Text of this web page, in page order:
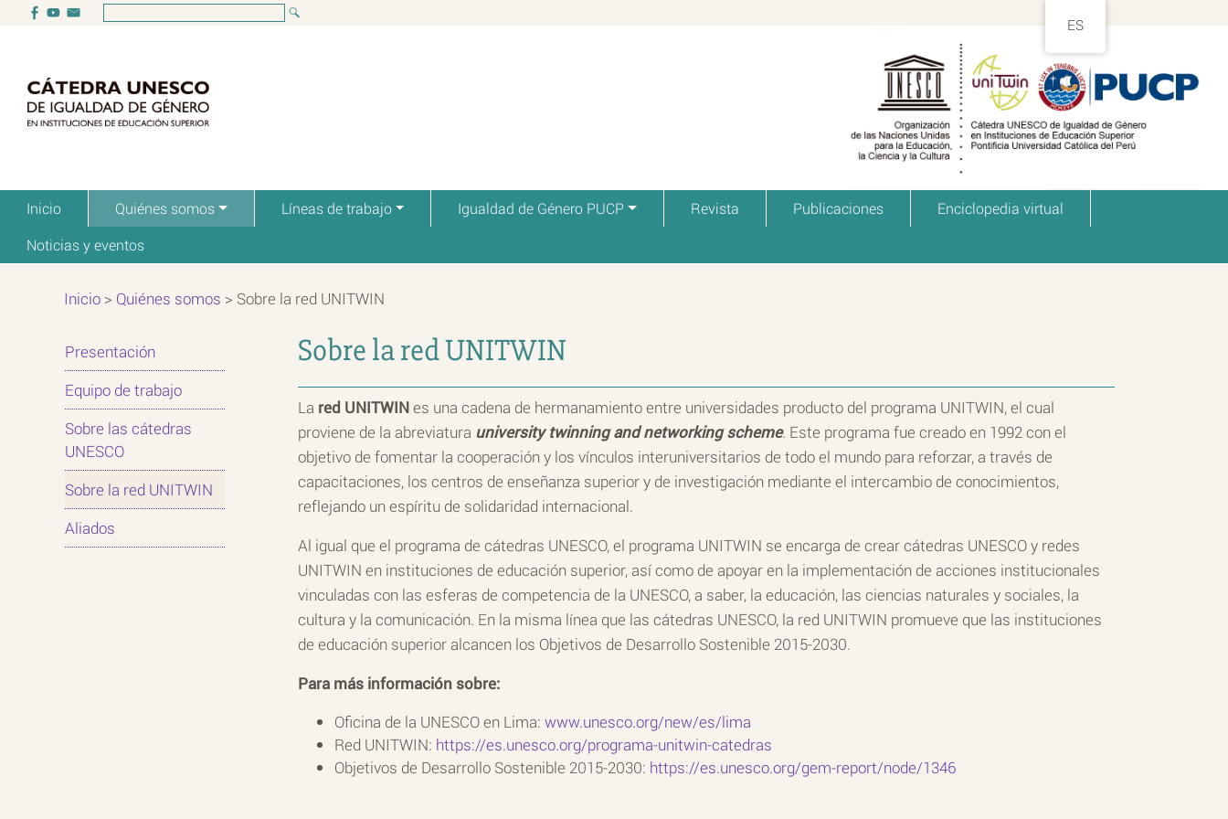
Inicio Quiénes somos Líneas de trabajo Igualdad de Género PUCP Revista Publicaciones
Enciclopedia virtual
Noticias y eventos
Inicio> Quiénes somos > Sobre la red UNITWIN
Presentación
Equipo de trabajo
Sobre las cátedras
UNESCO
Sobre la red UNITWIN
Aliados
Sobre la red UNITWIN
La red UNITWINes una cadena de hermanamiento entre universidades producto del programa UNITWIN, el cual
proviene de la abreviatura university twinning and networking scheme. Este programa fue creado en 1992 con el
objetivo de fomentar la cooperación y los vínculos interuniversitarios de todo el mundo para reforzar, a través de
capacitaciones, los centros de enseñanza superior y de investigación mediante el intercambio de conocimientos,
reflejando un espíritu de solidaridad internacional.
Al igual que el programa de cátedras UNESCO, el programa UNITWIN se encarga de crear cátedras UNESCO y redes
UNITWIN en instituciones de educación superior, así como de apoyar en la implementación de acciones institucionales
vinculadas con las esferas de competencia de la UNESCO, a saber, la educación, las ciencias naturales y sociales, la
cultura y la comunicación. En la misma línea que las cátedras UNESCO, la red UNITWIN promueve que las instituciones
de educación superior alcancen los Objetivos de Desarrollo Sostenible 2015-2030.
Para más información sobre:
Oficina de la UNESCO en Lima: www.unesco.org/new/es/lima
Red UNITWIN: https://es.unesco.org/programa-unitwin-catedras
Objetivos de Desarrollo Sostenible 2015-2030: https://es.unesco.org/gem-report/node/1346
ES